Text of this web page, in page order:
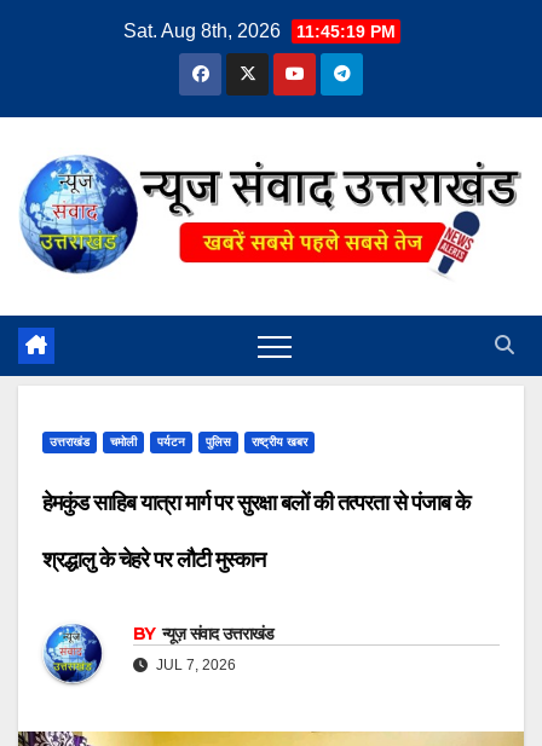
Sat. Aug 8th, 2026 11:45:19 PM
उत्तराखंड चमोली पर्यटन पुलिस राष्ट्रीय खबर
हेमकुंड साहिब यात्रा मार्ग पर सुरक्षा बलों की तत्परता से पंजाब के
श्रद्धालु के चेहरे पर लौटी मुस्कान
BY न्यूज़ संवाद उत्तराखंड
JUL 7, 2026